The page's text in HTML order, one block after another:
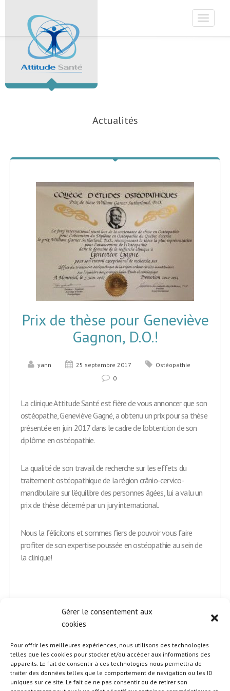
Gérer le consentement aux
cookies
Pour offrir les meilleures expériences, nous utilisons des technologies
telles que les cookies pour stocker et/ou accéder aux informations des
appareils. Le fait de consentir à ces technologies nous permettra de
traiter des données telles que le comportement de navigation ou les ID
uniques sur ce site. Le fait de ne pas consentir ou de retirer son
Toggle
Actualités
Prix de thèse pour Geneviève
Gagnon, D.O.!
yann 25 septembre 2017
Ostéopathie
0
La clinique Attitude Santé est fière de vous annoncer que son
ostéopathe, Geneviève Gagné, a obtenu un prix pour sa thèse
présentée en juin 2017 dans le cadre de l’obtention de son
diplôme en ostéopathie.
La qualité de son travail de recherche sur les effets du
traitement ostéopathique de la région crânio-cervico-
mandibulaire sur l’équilibre des personnes âgées, lui a valu un
prix de thèse décerné par un jury international.
Nous la félicitons et sommes fiers de pouvoir vous faire
profiter de son expertise poussée en ostéopathie au sein de
la clinique!